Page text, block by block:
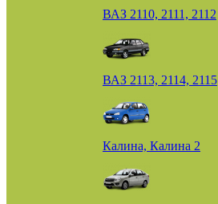
ВАЗ 2110, 2111, 2112
ВАЗ 2113, 2114, 2115
Калина, Калина 2